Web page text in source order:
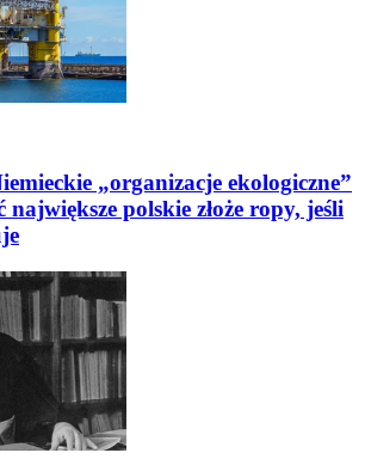
„organizacje ekologiczne”
największe polskie złoże ropy, jeśli